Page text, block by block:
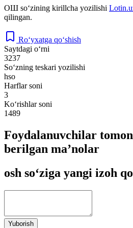
ОШ so‘zining kirillcha yozilishi
qilingan.
Ro‘yxatga qo‘shish
Saytdagi o‘rni
3237
So‘zning teskari yozilishi
hso
Harflar soni
3
Ko‘rishlar soni
1489
Foydalanuvchilar
berilgan ma’nolar
osh so‘ziga yangi izoh
Yuborish